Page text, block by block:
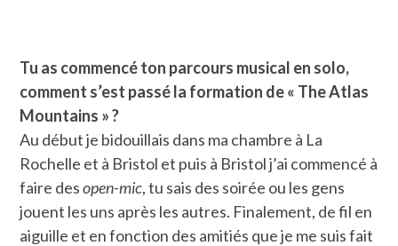
Tu as commencé ton parcours musical en solo,
comment s’est passé la formation de « The Atlas
Mountains » ?
Au début je bidouillais dans ma chambre à La
Rochelle et à Bristol et puis à Bristol j’ai commencé à
faire desopen-mic, tu sais des soirée ou les gens
jouent les uns après les autres. Finalement, de fil en
aiguille et en fonction des amitiés que je me suis fait